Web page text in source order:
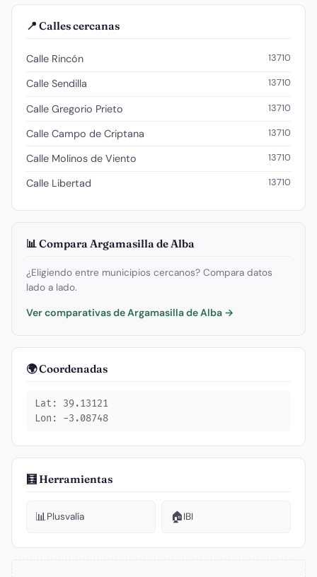
📍 Calles cercanas
Calle Rincón 13710
Calle Sendilla 13710
Calle Gregorio Prieto 13710
Calle Campo de Criptana 13710
Calle Molinos de Viento 13710
Calle Libertad 13710
📊 Compara Argamasilla de Alba
¿Eligiendo entre municipios cercanos? Compara datos
lado a lado.
Ver comparativas de Argamasilla de Alba →
🌍 Coordenadas
Lat: 39.13121
Lon: -3.08748
🧮 Herramientas
📊Plusvalía 🏠IBI